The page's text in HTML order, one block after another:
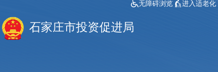
无障碍浏览 进入适老化
石家庄市投资促进局